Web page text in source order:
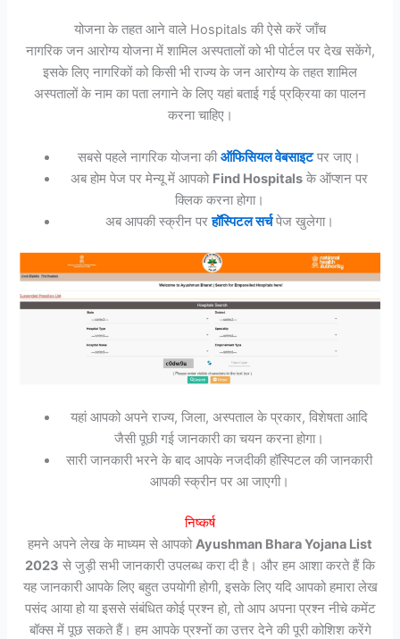
योजना के तहत आने वाले Hospitals की ऐसे करें जाँच
नागरिक जन आरोग्य योजना में शामिल अस्पतालों को भी पोर्टल पर देख सकेंगे,
इसके लिए नागरिकों को किसी भी राज्य के जन आरोग्य के तहत शामिल
अस्पतालों के नाम का पता लगाने के लिए यहां बताई गई प्रक्रिया का पालन
करना चाहिए।
सबसे पहले नागरिक योजना कीऑफिसियल वेबसाइटपर जाए।
अब होम पेज पर मेन्यू में आपको Find Hospitals के ऑप्शन पर
क्लिक करना होगा।
अब आपकी स्क्रीन परहॉस्पिटल सर्चपेज खुलेगा।
यहां आपको अपने राज्य, जिला, अस्पताल के प्रकार, विशेषता आदि
जैसी पूछी गई जानकारी का चयन करना होगा।
सारी जानकारी भरने के बाद आपके नजदीकी हॉस्पिटल की जानकारी
आपकी स्क्रीन पर आ जाएगी।
निष्कर्ष
हमने अपने लेख के माध्यम से आपकोAyushman Bhara Yojana List
2023 से जुड़ी सभी जानकारी उपलब्ध करा दी है। और हम आशा करते हैं कि
यह जानकारी आपके लिए बहुत उपयोगी होगी, इसके लिए यदि आपको हमारा लेख
पसंद आया हो या इससे संबंधित कोई प्रश्न हो, तो आप अपना प्रश्न नीचे कमेंट
बॉक्स में पूछ सकते हैं। हम आपके प्रश्नों का उत्तर देने की पूरी कोशिश करेंगे